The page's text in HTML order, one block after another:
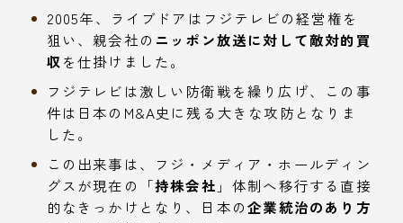
2005年、ライブドアはフジテレビの経営権を
狙い、親会社の ニッポン放送に対して敵対的買
収 を仕掛けました。
フジテレビは激しい防衛戦を繰り広げ、この事
件は日本のM&A史に残る大きな攻防となりま
した。
この出来事は、フジ・メディア・ホールディン
グスが現在の「持株会社 」体制へ移行する直接
的なきっかけとなり、日本の企業統治のあり方